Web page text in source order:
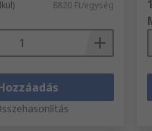
8820 Ft/egység